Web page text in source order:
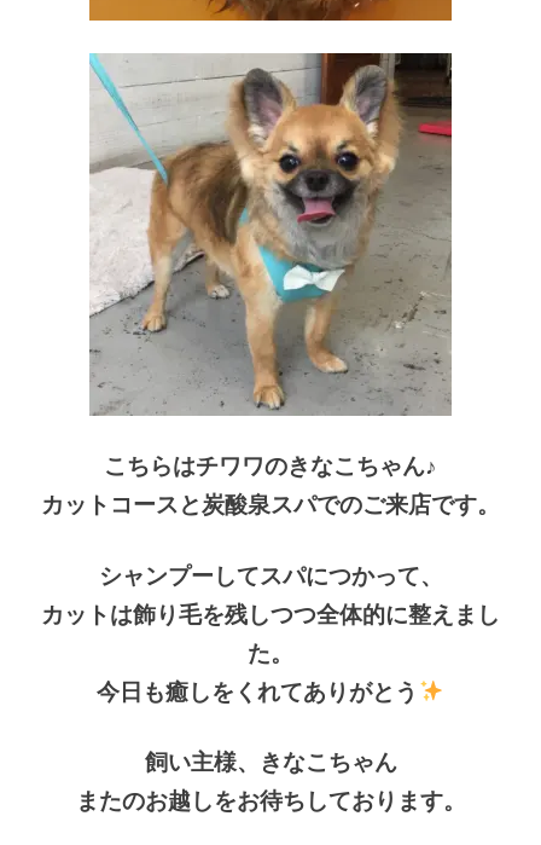
こちらはチワワのきなこちゃん♪
カットコースと炭酸泉スパでのご来店です。
シャンプーしてスパにつかって、
カットは飾り毛を残しつつ全体的に整えまし
た。
今日も癒しをくれてありがとう
飼い主様、きなこちゃん
またのお越しをお待ちしております。